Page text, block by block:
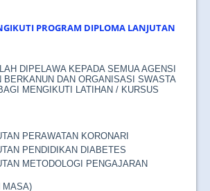
SSO
PROGRAM DIPLOMA LANJUTAN
DIPELAWA KEPADA SEMUA AGENSI
BERKANUN DAN ORGANISASI SWASTA
MENGIKUTI LATIHAN / KURSUS
PERAWATAN KORONARI
PENDIDIKAN DIABETES
METODOLOGI PENGAJARAN
MASA)